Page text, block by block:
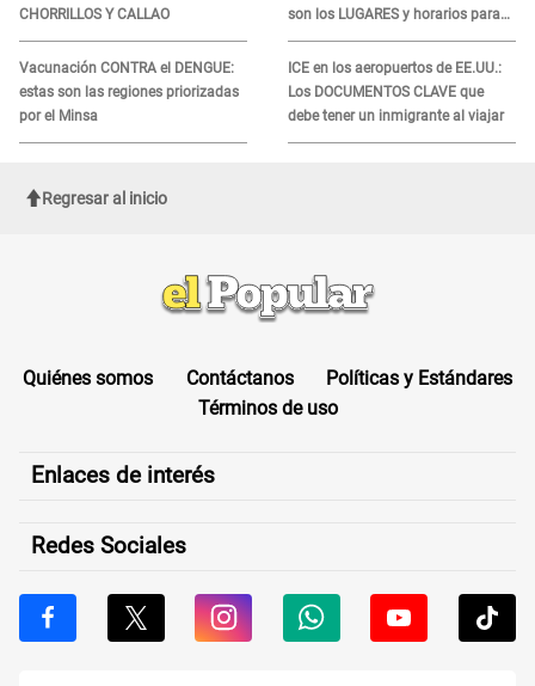
CHORRILLOS Y CALLAO
Vacunación CONTRA el DENGUE:
estas son las regiones priorizadas
por el Minsa
son los LUGARES y horarios para
recibir la ayuda
ICE en los aeropuertos de EE.UU.:
Los DOCUMENTOS CLAVE que
debe tener un inmigrante al viajar
Regresar al inicio
Quiénes somos Contáctanos
Políticas y Estándares
Términos de uso
Enlaces de interés
Redes Sociales